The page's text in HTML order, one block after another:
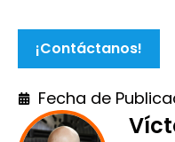
¡Contáctanos!
Fecha de